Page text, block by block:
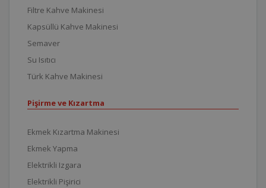
Filtre Kahve Makinesi
Kapsüllü Kahve Makinesi
Semaver
Su Isıtıcı
Türk Kahve Makinesi
Pişirme ve Kızartma
Ekmek Kızartma Makinesi
Ekmek Yapma
Elektrikli Izgara
Elektrikli Pişirici